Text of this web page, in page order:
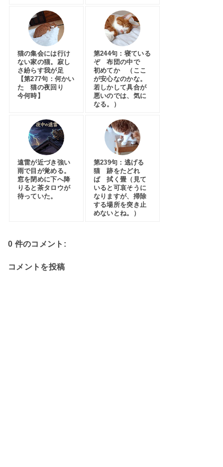
猫の集会には行け
ない家の猫。寂し
さ紛らす我が足
【第277句：何かい
た 猫の夜回り
今何時】
第244句：寝ている
ぞ 布団の中で
初めてか （ここ
が安心なのかな。
若しかして具合が
悪いのでは、気に
なる。）
遠雷が近づき強い
雨で目が覚める。
窓を閉めに下へ降
りると茶タロウが
待っていた。
第239句：逃げる
猫 跡をたどれ
ば 拭く畳（見て
いると可哀そうに
なりますが、掃除
する場所を突き止
めないとね。）
0 件のコメント:
コメントを投稿